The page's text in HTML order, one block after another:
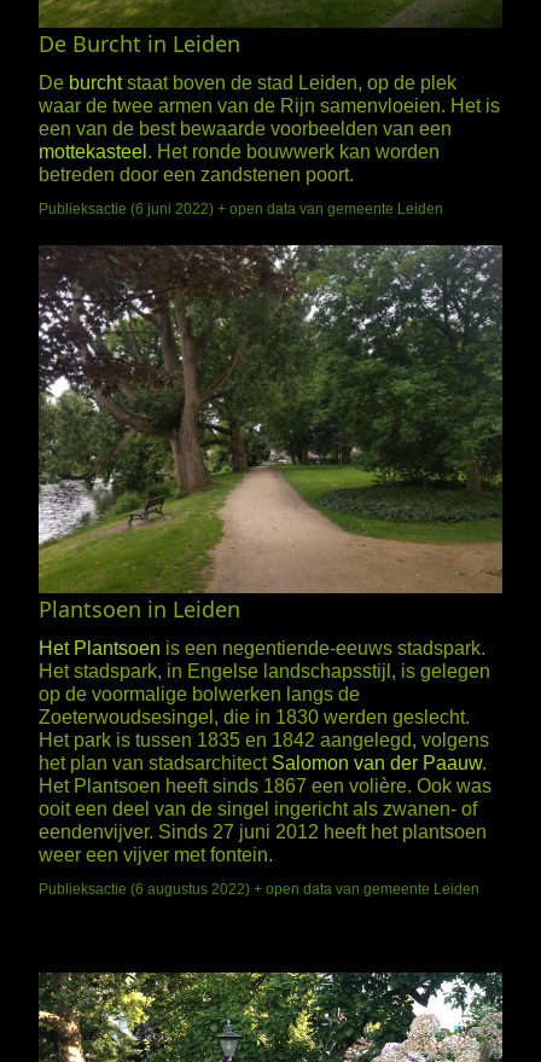
De Burcht in Leiden
De burchtstaat boven de stad Leiden, op de plek
waar de twee armen van de Rijn samenvloeien. Het is
een van de best bewaarde voorbeelden van een
mottekasteel . Het ronde bouwwerk kan worden
betreden door een zandstenen poort.
Publieksactie (6 juni 2022) + open data van gemeente Leiden
Plantsoen in Leiden
Het Plantsoen is een negentiende-eeuws stadspark.
Het stadspark, in Engelse landschapsstijl, is gelegen
op de voormalige bolwerken langs de
Zoeterwoudsesingel, die in 1830 werden geslecht.
Het park is tussen 1835 en 1842 aangelegd, volgens
het plan van stadsarchitect Salomon van der Paauw.
Het Plantsoen heeft sinds 1867 een volière. Ook was
ooit een deel van de singel ingericht als zwanen- of
eendenvijver. Sinds 27 juni 2012 heeft het plantsoen
weer een vijver met fontein.
Publieksactie (6 augustus 2022) + open data van gemeente Leiden